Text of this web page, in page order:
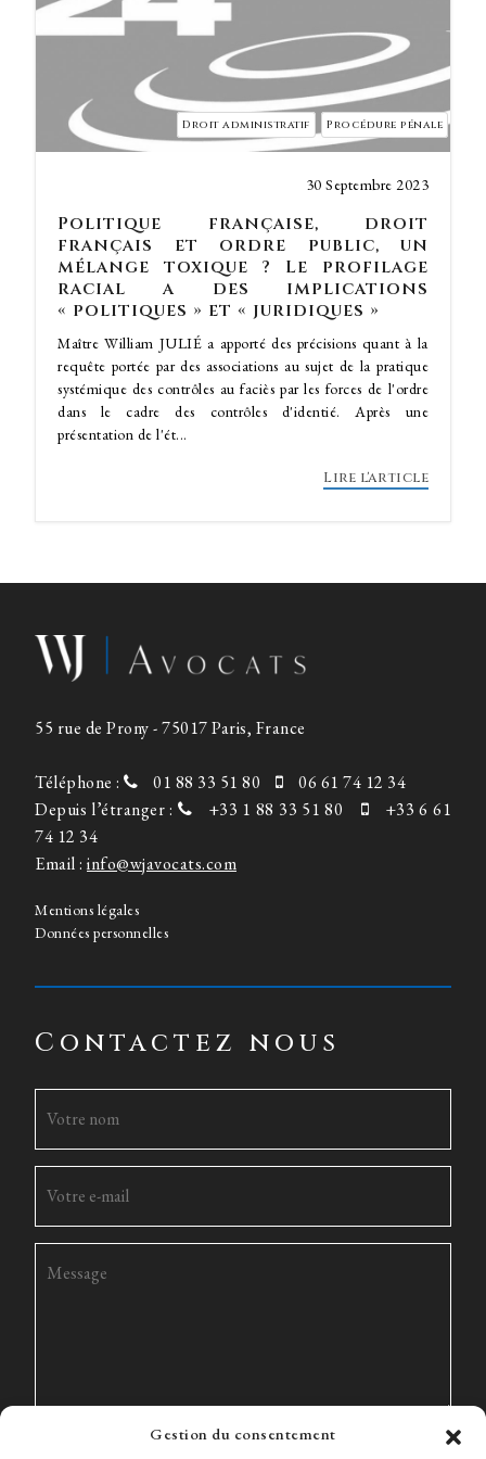
Gestion du consentement
Droit administratif Procédure pénale
30 Septembre 2023
Politique française, droit
français et ordre public, un
mélange toxique ? Le profilage
racial a des implications
« politiques » et « juridiques »
Maître William JULIÉ a apporté des précisions quant à la
requête portée par des associations au sujet de la pratique
systémique des contrôles au faciès par les forces de l'ordre
dans le cadre des contrôles d'identié. Après une
présentation de l'ét...
Lire l'article
55 rue de Prony - 75017 Paris, France
Téléphone : 01 88 33 51 80
06 61 74 12 34
Depuis l’étranger :
+33 1 88 33 51 80
+33 6 61
74 12 34
Email : info@wjavocats.com
Mentions légales
Données personnelles
Contactez nous